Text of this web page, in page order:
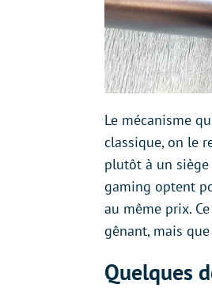
Le mécanisme
classique, on le
plutôt à un siège
gaming optent
au même prix.
gênant, mais
Quelques